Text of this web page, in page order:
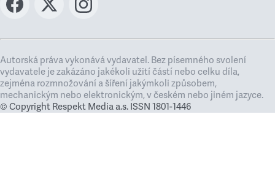
Autorská práva vykonává vydavatel. Bez písemného svolení
vydavatele je zakázáno jakékoli užití částí nebo celku díla,
zejména rozmnožování a šíření jakýmkoli způsobem,
mechanickým nebo elektronickým, v českém nebo jiném jazyce.
© Copyright Respekt Media a.s. ISSN 1801-1446